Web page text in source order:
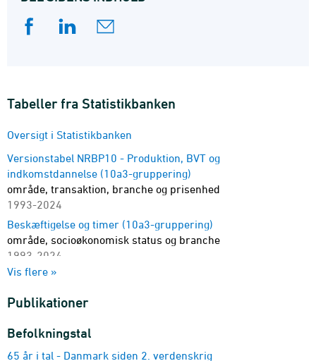
Tabeller fra Statistikbanken
Oversigt i Statistikbanken
Versionstabel NRBP10 - Produktion, BVT og
indkomstdannelse (10a3-gruppering)
område, transaktion, branche og prisenhed
1993-2024
Beskæftigelse og timer (10a3-gruppering)
område, socioøkonomisk status og branche
1993-2024
Investeringer (10a3-gruppering)
2000-2023
1-2.1.1 Produktion, BVT og indkomstdannelse (10a3-
gruppering)
område, transaktion, branche og prisenhed
Vis flere »
Publikationer
Befolkningstal
65 år i tal - Danmark siden 2. verdenskrig